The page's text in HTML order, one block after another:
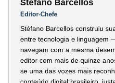
Stéfano Barcellos
Editor-Chefe
Stéfano Barcellos construiu
entre tecnologia e linguagem
navegam com a mesma
editor com mais de quinze
se uma das vozes mais
conteúdo digital brasileiro,